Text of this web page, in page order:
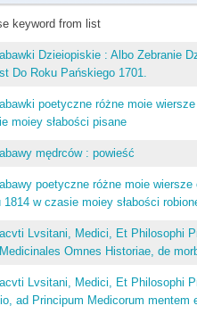
keyword from list
Dzieiopiskie : Albo Zebranie
Do Roku Pańskiego 1701.
poetyczne różne moie
moiey słabości pisane
mędrców : powieść
poetyczne różne moie
1814 w czasie moiey słabości
Lvsitani, Medici, Et Philosophi
Omnes Historiae, de
Lvsitani, Medici, Et Philosophi
ad Principum Medicorum mentem